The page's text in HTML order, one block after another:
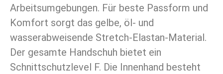
Arbeitsumgebungen. Für beste Passform und
Komfort sorgt das gelbe, öl- und
wasserabweisende Stretch-Elastan-Material.
Der gesamte Handschuh bietet ein
Schnittschutzlevel F. Die Innenhand besteht